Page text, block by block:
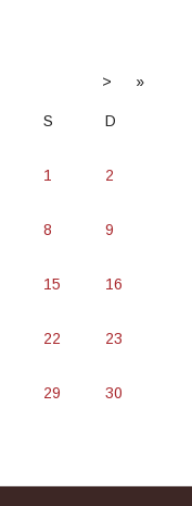
> »
S D
1 2
8 9
15 16
22 23
29 30